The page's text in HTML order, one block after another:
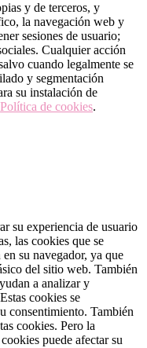
y de terceros, y
la navegación web y
sesiones de usuario;
Cualquier acción
cuando legalmente se
y segmentación
su instalación de
Política de cookies.
su experiencia de usuario
las cookies que se
su navegador, ya que
del sitio web. También
a analizar y
cookies se
consentimiento. También
cookies. Pero la
puede afectar su